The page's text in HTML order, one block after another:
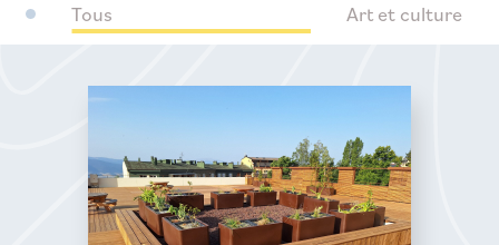
Tous Art et culture